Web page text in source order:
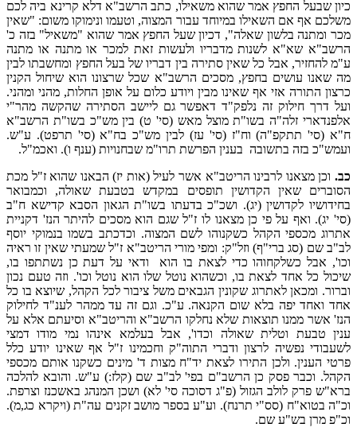
כיון שבעל החפץ אמר שהוא משאילו, כתב הרשב"א דלא קרינא ביה לכם
משלכם אף אם השאילו במיוחד עבור המצוה, וטעמו ונימוקו משום: "שאין
מכר ומתנה בלשון שאלה", דכיון שעל החפץ אמר שהוא "משאיל" בזה כ'
הרשב"א שא"א לשנות מדבריו ולעשות זאת למכר או מתנה או מתנה
ע"מ להחזיר, אבל כל שאין סתירה בין דבריו של בעל החפץ ומחשבתו לבין
מה שאנו עושים בחפץ, מסכים הרשב"א שכל שרצונו הוא שיחול הקנין
כרצון התורה אזי אף שאינו מבין ויודע כלום על אופן החלות, מהני ומהני.
ועל דרך חילוק זה נלפק"ד דאפשר גם ליישב הסתירה שהקשה מהר"י
אלפנדארי זלה"ה בשו"ת מוצל מאש (סי' ט) בין מש"כ בשו"ת הרשב"א
ח"א (סי' תתקפ"ה) וח"ז (סי' עז) לבין מש"כ בח"א (סי' תרפט). ע"ש.
ועמש"כ בזה בתשובה בענין הפרשת תרו"מ שבחנויות (ענף ו). ואכמ"ל.
כב. וכן מצאנו לרבינו הריטב"א אשר לעיל (אות יז) הבאנו שהוא ז"ל מכת
הסוברים שאין הקדושין תופסים במקדש בטבעת שאולה, וכמבואר
בחידושיו לקדושין (יג). ושכ"כ בדעתו בשו"ת הגאון הסבא קדישא ח"ב
(סי' יג). ואף על פי כן מצאנו לו ז"ל שגם הוא מסכים להיתר הנז' דקניית
אתרוג מכספי הקהל כשקנוהו לשם המצוה. וכדכתב בשמו בנמוקי יוסף
לב"ב שם (סג ברי"ף) וזל"ק: ומפי מורי הריטב"א ז"ל שמעתי שאין זו ראיה
וכו', אבל כשלקחוהו כדי לצאת בו הוא ודאי על דעת כן נשתתפו בו,
שיכול כל אחד לצאת בו, וכשהוא נוטל שלו הוא נוטל וכו'. וזה טעם נכון
וברור. ומכאן לאתרוג שקונין הגבאים משל ציבור לכל הקהל, שיוצא בו כל
אחד ואחד יפה בלא שום הקנאה. ע"כ. וגם זה עד ממהר לענ"ד לחילוק
הנז' אשר ממנו תוצאות שלא נחלקו הרשב"א והריטב"א וסיעתם אלא על
ענין טבעת וטלית שאולה וכדו', אבל בעלמא אינהו נמי מודו דמצי
לשעבודי נפשיה לרצון ודברי התוה"ק וחכמינו ז"ל אף שאינו יודע כלל
פרטי הענין. ולכן התירו לצאת יד"ח מצות ד' מינים כשקנו אותם מכספי
הקהל. וכבר פסק כן הרשב"ם בפי' לב"ב שם (קלז:) ע"ש. והובא להלכה
ברא"ש פרק לולב הגזול (פ"ג דסוכה סי' לא) ושכן המנהג באשכנז וצרפת.
וכ"ה בטוא"ח (סס"י תרנח). וע"ע בספר מושב זקנים עה"ת (ויקרא כג,מ).
וכ"פ מרן בש"ע שם.